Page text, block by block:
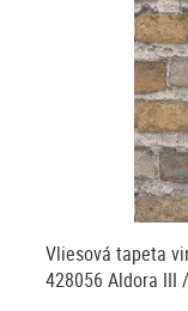
Vliesová tapeta
428056 Aldora III